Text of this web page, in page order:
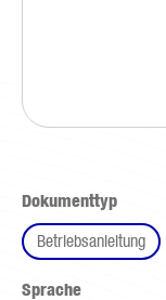
Dokumenttyp
Betriebsanleitung
Spracheauswählen